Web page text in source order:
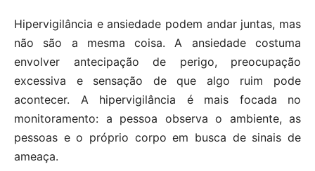
Hipervigilância e ansiedade podem andar juntas, mas
não são a mesma coisa. A ansiedade costuma
envolver antecipação de perigo, preocupação
excessiva e sensação de que algo ruim pode
acontecer. A hipervigilância é mais focada no
monitoramento: a pessoa observa o ambiente, as
pessoas e o próprio corpo em busca de sinais de
ameaça.